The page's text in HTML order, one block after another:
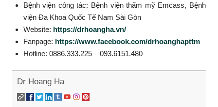
Bệnh viện công tác: Bệnh viện thẩm mỹ Emcass, Bệnh
viện Đa Khoa Quốc Tế Nam Sài Gòn
Website: https://drhoangha.vn/
Fanpage: https://www.facebook.com/drhoanghapttm
Hotline: 0886.333.225 – 093.6151.480
Dr Hoang Ha